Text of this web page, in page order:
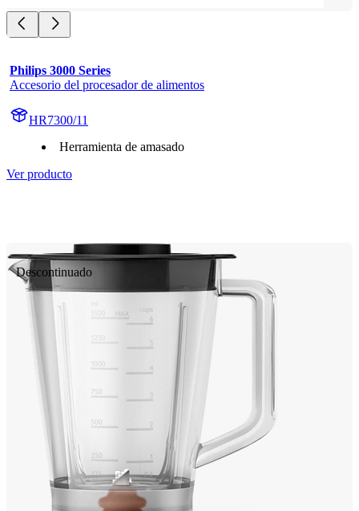
Philips 3000 Series
Accesorio del procesador de alimentos
HR7300/11
Herramienta de amasado
Ver producto
Descontinuado